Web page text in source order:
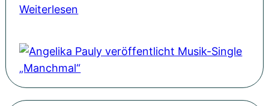
g
e
i
i
n
e
k
e
g
e
Weiterlesen
g
e